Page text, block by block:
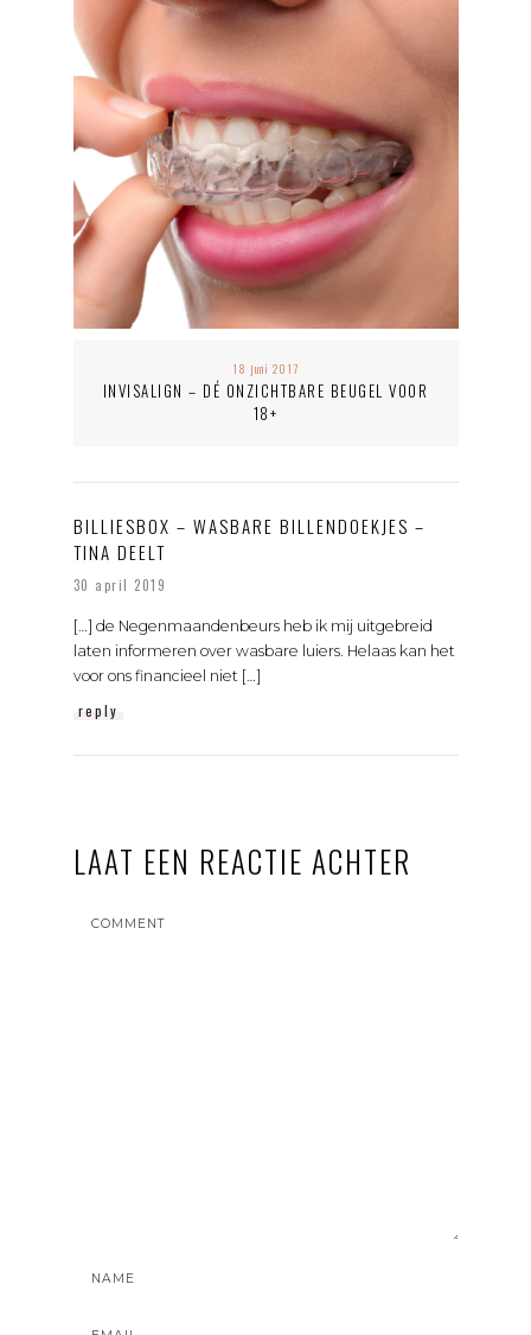
18 juni 2017
INVISALIGN – DÉ ONZICHTBARE BEUGEL VOOR
18+
BILLIESBOX – WASBARE BILLENDOEKJES –
TINA DEELT
30 april 2019
[…] de Negenmaandenbeurs heb ik mij uitgebreid
laten informeren over wasbare luiers. Helaas kan het
voor ons financieel niet […]
reply
LAAT EEN REACTIE ACHTER